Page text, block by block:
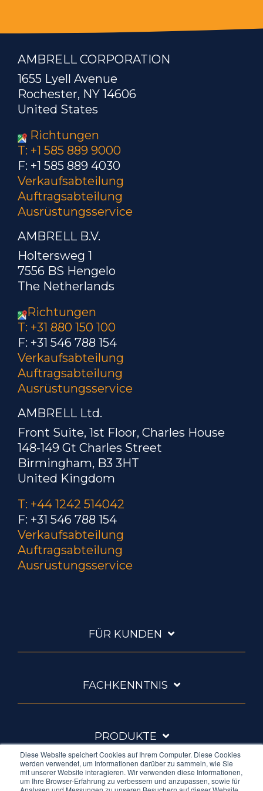
Diese Website speichert Cookies auf Ihrem Computer. Diese Cookies
werden verwendet, um Informationen darüber zu sammeln, wie Sie
mit unserer Website interagieren. Wir verwenden diese Informationen,
um Ihre Browser-Erfahrung zu verbessern und anzupassen, sowie für
AMBRELL CORPORATION
1655 Lyell Avenue
Rochester, NY 14606
United States
Richtungen
T: +1 585 889 9000
F: +1 585 889 4030
Verkaufsabteilung
Auftragsabteilung
Ausrüstungsservice
AMBRELL B.V.
Holtersweg 1
7556 BS Hengelo
The Netherlands
Richtungen
T: +31 880 150 100
F: +31 546 788 154
Verkaufsabteilung
Auftragsabteilung
Ausrüstungsservice
AMBRELL Ltd.
Front Suite, 1st Floor, Charles House
148-149 Gt Charles Street
Birmingham, B3 3HT
United Kingdom
T: +44 1242 514042
F: +31 546 788 154
Verkaufsabteilung
Auftragsabteilung
Ausrüstungsservice
FÜR KUNDEN
FACHKENNTNIS
PRODUKTE
ÜBER AMBRELL